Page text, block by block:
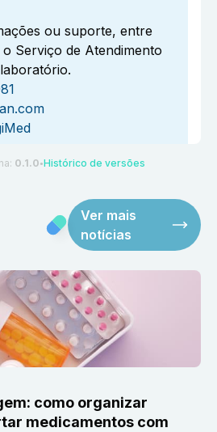
ou suporte, entre
Serviço de Atendimento
0.1.0 ●Histórico de versões
Ver mais
notícias
como organizar
medicamentos com